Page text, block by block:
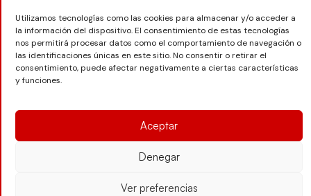
Utilizamos tecnologías como las cookies para almacenar y/o acceder a
la información del dispositivo. El consentimiento de estas tecnologías
nos permitirá procesar datos como el comportamiento de navegación o
las identificaciones únicas en este sitio. No consentir o retirar el
consentimiento, puede afectar negativamente a ciertas características
y funciones.
Aceptar
Denegar
Ver preferencias
Competiciones
Nieve
Entrenadores
Seguro
deportivo
Pasarela pago
Devoluciones
976 73 08 41
Desarrollado porTOOOLS
Política de CookiesPolítica de Privacidad